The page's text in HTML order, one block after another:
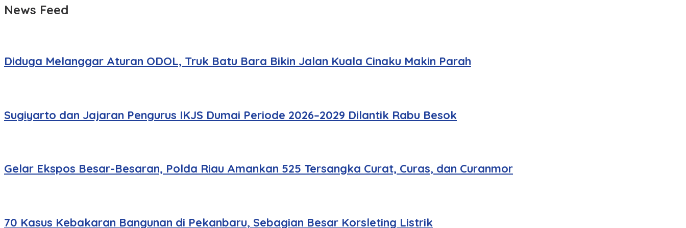
News Feed
Diduga Melanggar Aturan ODOL, Truk Batu Bara Bikin Jalan Kuala Cinaku Makin Parah
Sugiyarto dan Jajaran Pengurus IKJS Dumai Periode 2026–2029 Dilantik Rabu Besok
Gelar Ekspos Besar-Besaran, Polda Riau Amankan 525 Tersangka Curat, Curas, dan Curanmor
70 Kasus Kebakaran Bangunan di Pekanbaru, Sebagian Besar Korsleting Listrik